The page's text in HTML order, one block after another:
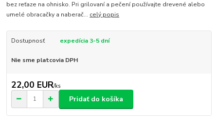
bez reťaze na ohnisko. Pri grilovaní a pečení používajte drevené alebo
umelé obracačky a naberač... celý popis
Dostupnosť expedícia 3-5 dní
Nie sme platcovia DPH
22,00 EUR/ks
Pridať do košíka